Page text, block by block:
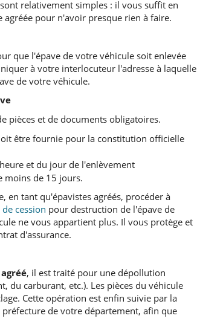
sont relativement simples : il vous suffit en
pour n'avoir presque rien à faire.
que l'épave de votre véhicule soit enlevée
à votre interlocuteur l'adresse à laquelle
de votre véhicule.
pièces et de documents obligatoires.
être fournie pour la constitution officielle
et du jour de l'enlèvement
moins de 15 jours.
en tant qu'épavistes agréés, procéder à
cession pour destruction de l'épave de
ne vous appartient plus. Il vous protège et
d'assurance.
, il est traité pour une dépollution
du carburant, etc.). Les pièces du véhicule
Cette opération est enfin suivie par la
de votre département, afin que